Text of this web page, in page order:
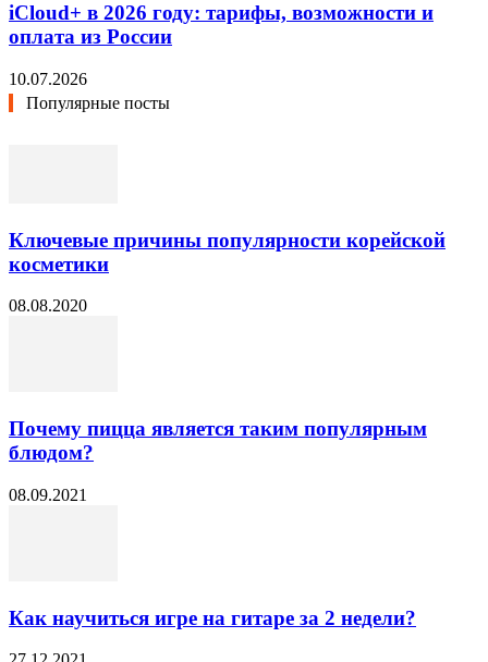
iCloud+ в 2026 году: тарифы, возможности и
оплата из России
10.07.2026
Популярные посты
Ключевые причины популярности корейской
косметики
08.08.2020
Почему пицца является таким популярным
блюдом?
08.09.2021
Как научиться игре на гитаре за 2 недели?